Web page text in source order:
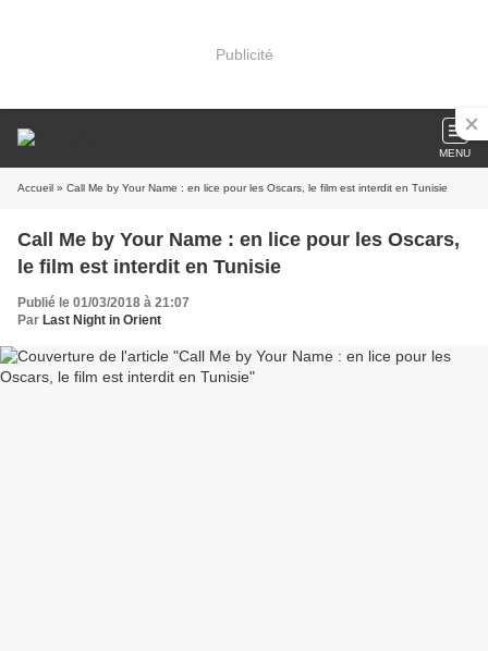
Publicité
MENU
Accueil » Call Me by Your Name : en lice pour les Oscars, le film est interdit en Tunisie
Call Me by Your Name : en lice pour les Oscars,
le film est interdit en Tunisie
Publié le 01/03/2018 à 21:07
Par Last Night in Orient